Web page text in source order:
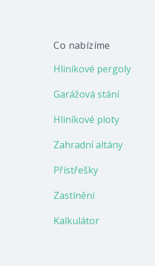
Co nabízíme
Hliníkové pergoly
Garážová stání
Hliníkové ploty
Zahradní altány
Přístřešky
Zastínění
Kalkulátor